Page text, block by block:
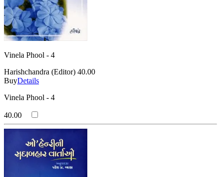
Vinela Phool - 4
Harishchandra (Editor) 40.00
BuyDetails
Vinela Phool - 4
40.00